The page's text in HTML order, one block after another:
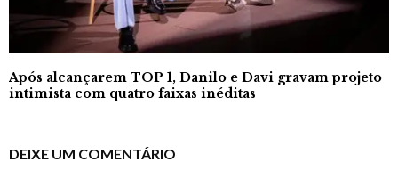
Após alcançarem TOP 1, Danilo e Davi gravam projeto
intimista com quatro faixas inéditas
DEIXE UM COMENTÁRIO